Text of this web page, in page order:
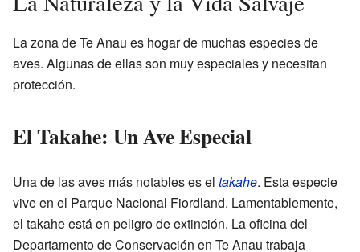
La zona de Te Anau es hogar de muchas especies de
aves. Algunas de ellas son muy especiales y necesitan
protección.
El Takahe: Un Ave Especial
Una de las aves más notables es el takahe. Esta especie
vive en el Parque Nacional Fiordland. Lamentablemente,
el takahe está en peligro de extinción. La oficina del
Departamento de Conservación en Te Anau trabaja